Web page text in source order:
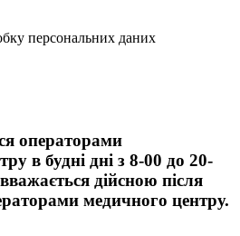
персональних даних
операторами
в будні дні з 8-00 до 20-
дійсною після
медичного центру.